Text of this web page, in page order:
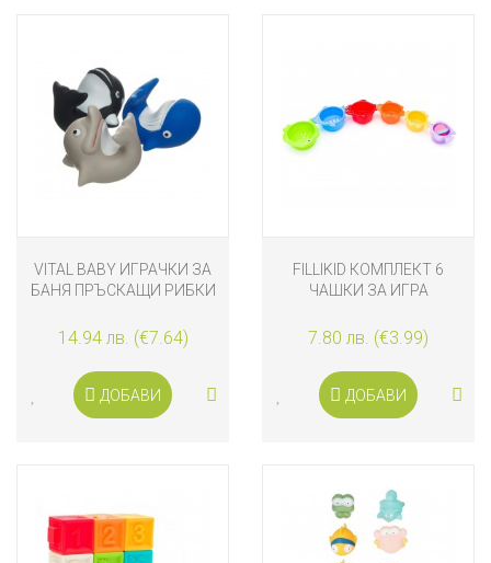
VITAL BABY ИГРАЧКИ ЗА
БАНЯ ПРЪСКАЩИ РИБКИ
14.94 лв. (€7.64)
ДОБАВИ
FILLIKID КОМПЛЕКТ 6
ЧАШКИ ЗА ИГРА
7.80 лв. (€3.99)
ДОБАВИ